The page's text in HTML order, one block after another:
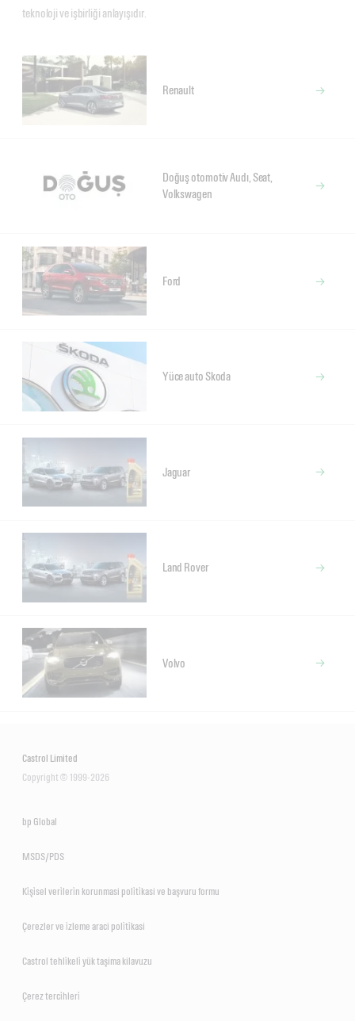
teknoloji ve işbirliği anlayışıdır.
Renault
Doğuş otomotiv Audı, Seat,
Volkswagen
Ford
Yüce auto Skoda
Jaguar
Land Rover
Volvo
Castrol Limited
Copyright © 1999-2026
bp Global
MSDS/PDS
Ki̇şi̇sel veri̇leri̇n korunmasi poli̇ti̇kasi ve başvuru formu
Çerezler ve i̇zleme araci poli̇ti̇kasi
Castrol tehli̇keli̇ yük taşima kilavuzu
Çerez terci̇hleri̇